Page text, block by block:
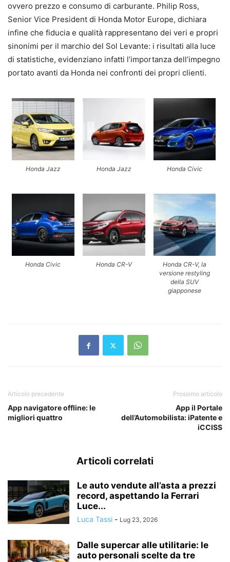
ovvero prezzo e consumo di carburante. Philip Ross,
Senior Vice President di Honda Motor Europe, dichiara
infine che fiducia e qualità rappresentano dei veri e propri
sinonimi per il marchio del Sol Levante: i risultati alla luce
di statistiche, evidenziano infatti l’importanza dell’impegno
portato avanti da Honda nei confronti dei propri clienti.
Honda Jazz Honda Jazz Honda Civic
Honda Civic Honda CR-V
Honda CR-V, la
versione restyling
della SUV
giapponese
Articolo precedente
App navigatore offline: le
migliori quattro
Prossimo articolo
App il Portale
dell’Automobilista: iPatente e
iCCISS
Articoli correlati
Le auto vendute all’asta a prezzi
record, aspettando la Ferrari
Luce...
Luca Tassi - Lug 23, 2026
Dalle supercar alle utilitarie: le
auto personali scelte da tre